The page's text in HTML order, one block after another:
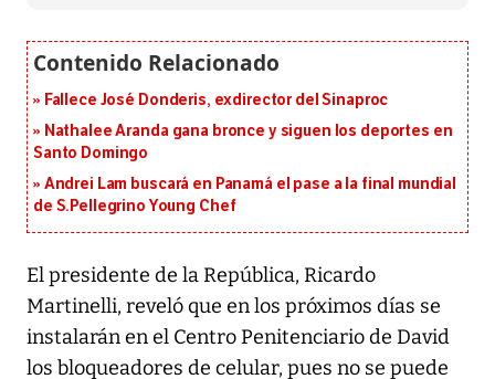
Fallece José Donderis, exdirector del Sinaproc
Nathalee Aranda gana bronce y siguen los deportes en
Santo Domingo
Andrei Lam buscará en Panamá el pase a la final mundial
de S.Pellegrino Young Chef
El presidente de la República, Ricardo
Martinelli, reveló que en los próximos días se
instalarán en el Centro Penitenciario de David
los bloqueadores de celular, pues no se puede